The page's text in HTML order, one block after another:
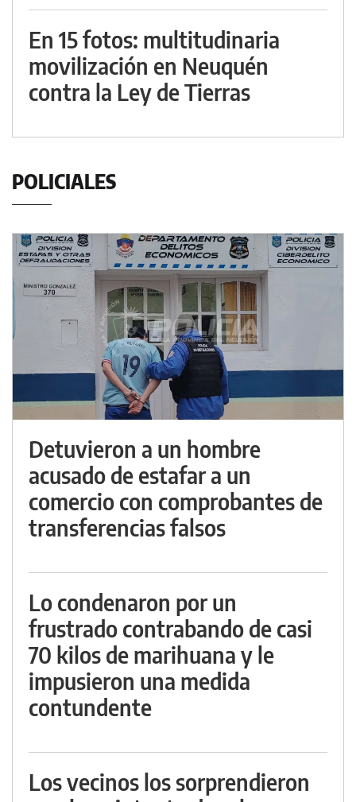
En 15 fotos: multitudinaria
movilización en Neuquén
contra la Ley de Tierras
POLICIALES
Detuvieron a un hombre
acusado de estafar a un
comercio con comprobantes de
transferencias falsos
Lo condenaron por un
frustrado contrabando de casi
70 kilos de marihuana y le
impusieron una medida
contundente
Los vecinos los sorprendieron